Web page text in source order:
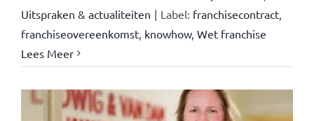
Uitspraken & actualiteiten | Label: franchisecontract,
franchiseovereenkomst, knowhow, Wet franchise
Lees Meer